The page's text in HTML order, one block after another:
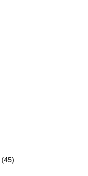
(45)